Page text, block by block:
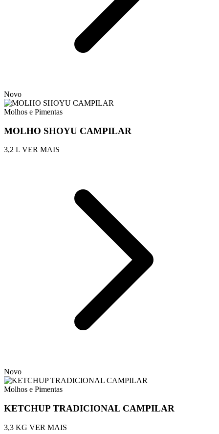
Novo
Molhos e Pimentas
MOLHO SHOYU CAMPILAR
3,2 L VER MAIS
Novo
Molhos e Pimentas
KETCHUP TRADICIONAL CAMPILAR
3,3 KG VER MAIS